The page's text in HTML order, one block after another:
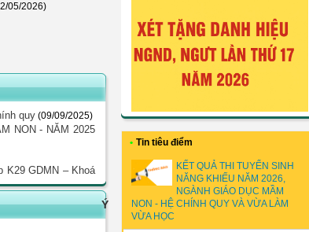
05/2026)
quy (09/09/2025)
NON - NĂM 2025
K29 GDMN – Khoá
Ý
• Tin tiêu điểm
KẾT QUẢ THI TUYỂN SINH
NĂNG KHIẾU NĂM 2026,
NGÀNH GIÁO DỤC MẦM
NON - HỆ CHÍNH QUY VÀ VỪA LÀM
VỪA HỌC